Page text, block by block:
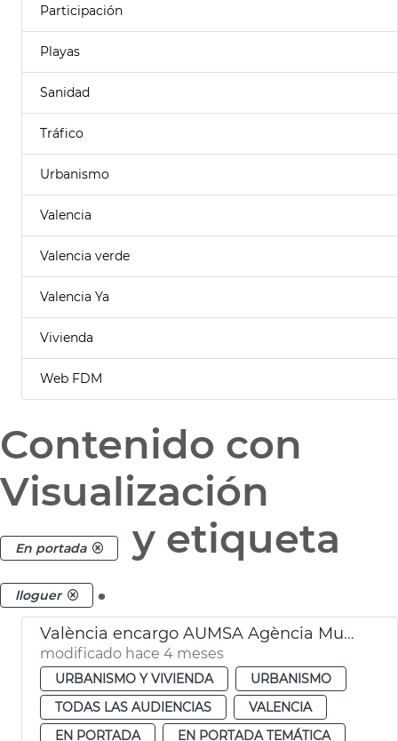
Participación
Playas
Sanidad
Tráfico
Urbanismo
Valencia
Valencia verde
Valencia Ya
Vivienda
Web FDM
Contenido con
Visualización
En portada y etiqueta
lloguer .
València encargo AUMSA Agència Municipal Lloguer
modificado hace 4 meses
URBANISMO Y VIVIENDA
URBANISMO
TODAS LAS AUDIENCIAS
VALENCIA
EN PORTADA
EN PORTADA TEMÁTICA